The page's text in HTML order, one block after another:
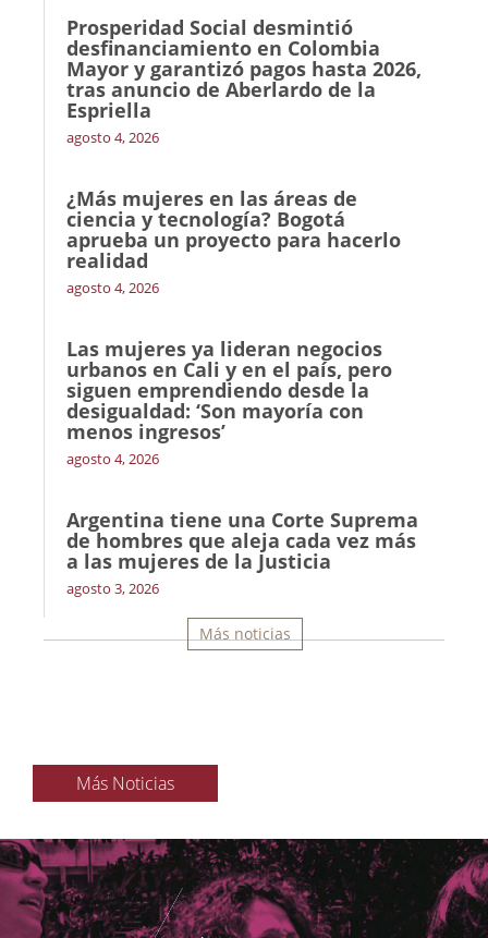
Prosperidad Social desmintió
desfinanciamiento en Colombia
Mayor y garantizó pagos hasta 2026,
tras anuncio de Aberlardo de la
Espriella
agosto 4, 2026
¿Más mujeres en las áreas de
ciencia y tecnología? Bogotá
aprueba un proyecto para hacerlo
realidad
agosto 4, 2026
Las mujeres ya lideran negocios
urbanos en Cali y en el país, pero
siguen emprendiendo desde la
desigualdad: ‘Son mayoría con
menos ingresos’
agosto 4, 2026
Argentina tiene una Corte Suprema
de hombres que aleja cada vez más
a las mujeres de la Justicia
agosto 3, 2026
Más noticias
Más Noticias